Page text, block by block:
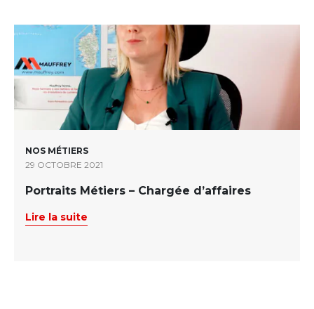
NOS MÉTIERS
29 OCTOBRE 2021
Portraits Métiers – Chargée d’affaires
Lire la suite